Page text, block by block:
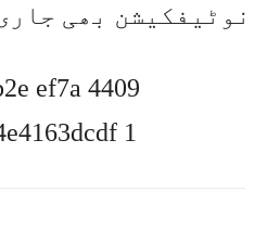
نوٹیفکیشن بھی